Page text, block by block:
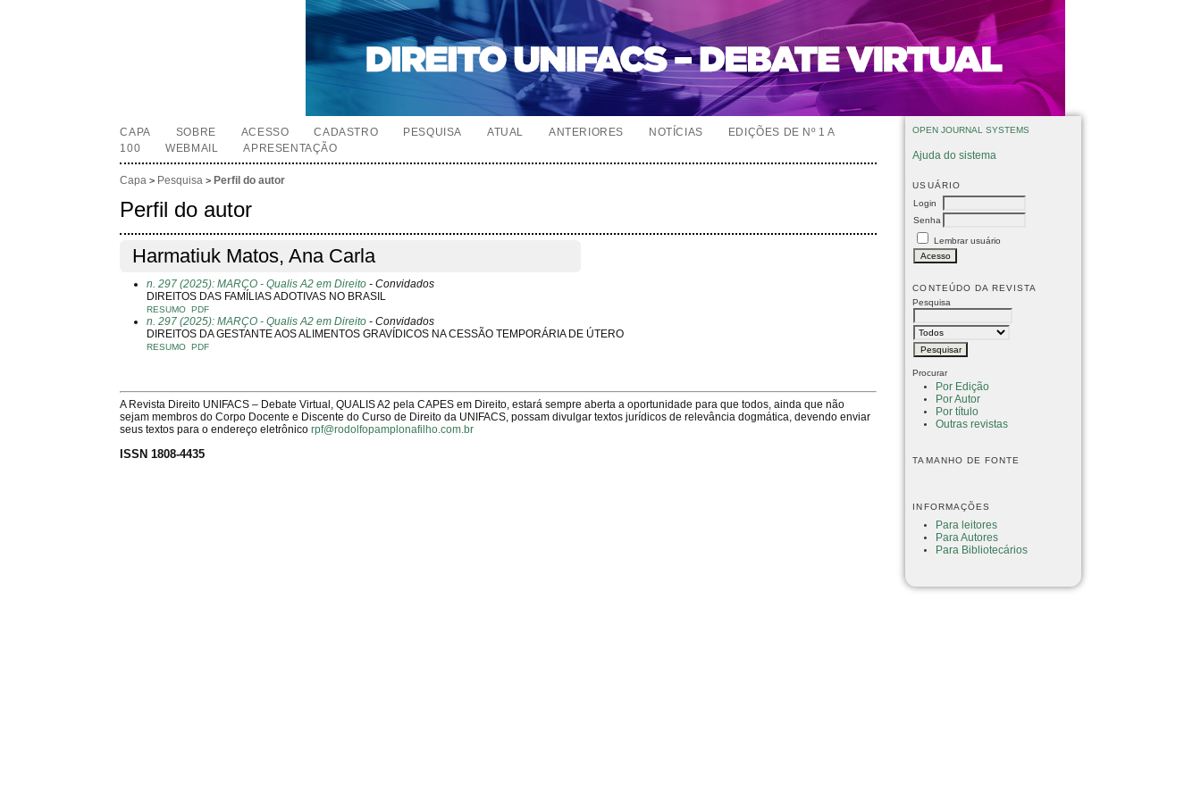
OPEN JOURNAL SYSTEMS
Ajuda do sistema
USUÁRIO
Login
Senha
Lembrar usuário
CONTEÚDO DA REVISTA
Pesquisa
Procurar
Por Edição
Por Autor
Por título
Outras revistas
TAMANHO DE FONTE
INFORMAÇÕES
Para leitores
Para Autores
Para Bibliotecários
CAPA SOBRE ACESSO CADASTRO PESQUISA ATUAL ANTERIORES NOTÍCIAS
EDIÇÕES DE Nº 1 A
100
WEBMAIL APRESENTAÇÃO
Capa > Pesquisa > Perfil do autor
Perfil do autor
Harmatiuk Matos, Ana Carla
n. 297 (2025): MARÇO - Qualis A2 em Direito - Convidados
DIREITOS DAS FAMÍLIAS ADOTIVAS NO BRASIL
RESUMO PDF
n. 297 (2025): MARÇO - Qualis A2 em Direito - Convidados
DIREITOS DA GESTANTE AOS ALIMENTOS GRAVÍDICOS NA CESSÃO TEMPORÁRIA DE ÚTERO
RESUMO PDF
A Revista Direito UNIFACS – Debate Virtual, QUALIS A2 pela CAPES em Direito, estará sempre aberta a oportunidade para que todos, ainda que não
sejam membros do Corpo Docente e Discente do Curso de Direito da UNIFACS, possam divulgar textos jurídicos de relevância dogmática, devendo enviar
seus textos para o endereço eletrônicorpf@rodolfopamplonafilho.com.br
ISSN 1808-4435